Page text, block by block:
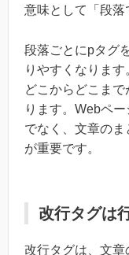
意味として「段落
段落ごとにpタグ
りやすくなります
どこからどこま
ります。Webペ
でなく、文章の
が重要です。
改行タグは
改行タグは、文